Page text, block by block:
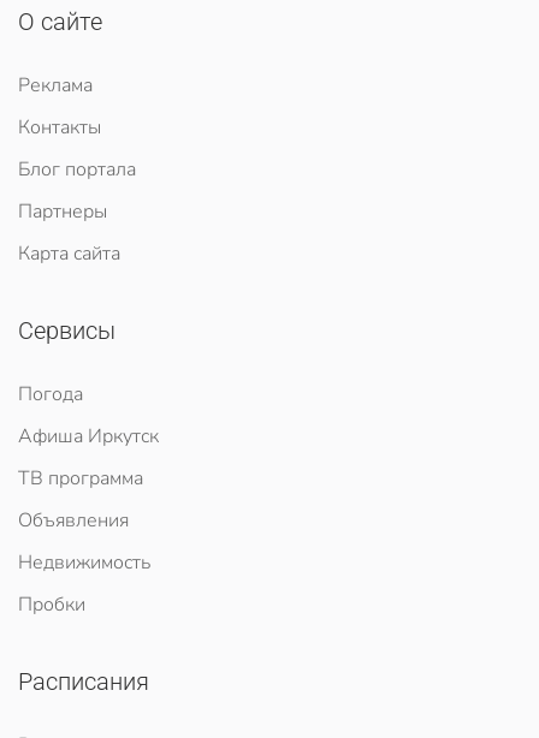
О сайте
Реклама
Контакты
Блог портала
Партнеры
Карта сайта
Сервисы
Погода
Афиша Иркутск
ТВ программа
Объявления
Недвижимость
Пробки
Расписания